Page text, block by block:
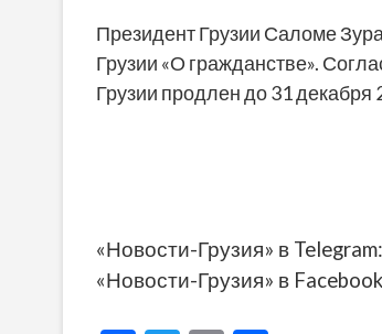
Президент Грузии Саломе
Грузии «О гражданстве».
Грузии продлен до 31 декабря
«Новости-Грузия» в Telegram:
«Новости-Грузия» в